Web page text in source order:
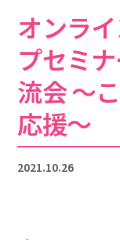
ARCHIVE
アーカイブ
オンラ
プセミ
流会 ～
応援～
2021.10.26